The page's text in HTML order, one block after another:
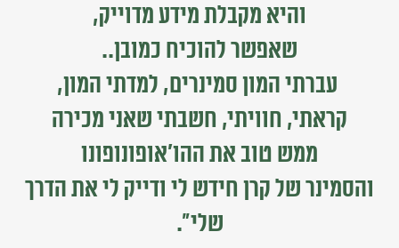
והיא מקבלת מידע מדוייק,
שאפשר להוכיח כמובן..
עברתי המון סמינרים, למדתי המון,
קראתי, חוויתי, חשבתי שאני מכירה
ממש טוב את ההו'אופונופונו
והסמינר של קרן חידש לי ודייק לי את הדרך
שלי".